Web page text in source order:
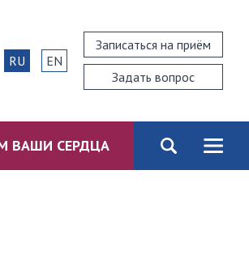
Записаться на приём
Задать вопрос
RU EN
ВАШИ СЕРДЦА